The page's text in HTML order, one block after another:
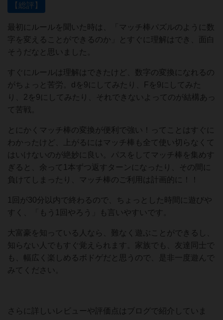
【総評】
最初にルールを聞いた時は、「マッチ棒パズルのように数
字を変えることができるのか」とすぐに理解はでき、面白
そうだなと思いました。
すぐにルールは理解はできたけど、数字の変換になれるの
がちょっと苦労。dを9にしてみたり、Fを9にしてみた
り、2を9にしてみたり、それできないよってのが結構あっ
て苦戦。
とにかくマッチ棒の変換が便利で強い！ってことはすぐに
わかったけど、上がるにはマッチ棒も全て使い切らなくて
はいけないのが絶妙に良い。パスをしてマッチ棒を集めす
ぎると、余って1本ずつ返すターンになったり、その間に
負けてしまったり、マッチ棒のご利用は計画的に！！
1回が30分以内で終わるので、ちょっとした時間に遊びや
すく、「もう1回やろう」も言いやすいです。
大富豪を知っている人なら、難なく遊ぶことができるし、
知らない人でもすぐ覚えられます。家族でも、友達同士で
も、幅広く楽しめるボドゲだと思うので、是非一度遊んで
みてください。
さらに詳しいレビューや評価点はブログで紹介していま